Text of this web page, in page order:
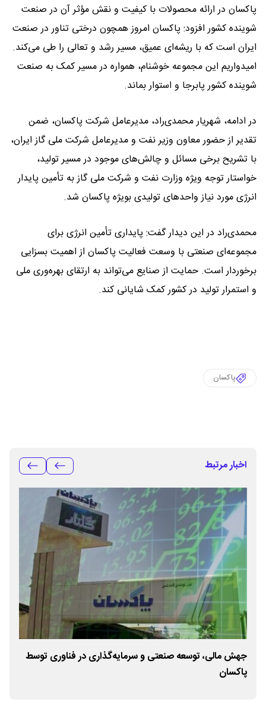
پاکسان در ارائه محصولات با کیفیت و نقش مؤثر آن در صنعت
شوینده کشور افزود: پاکسان امروز همچون درختی تناور در صنعت
ایران است که با ریشه‌ای عمیق، مسیر رشد و تعالی را طی می‌کند.
امیدواریم این مجموعه خوشنام، همواره در مسیر کمک به صنعت
شوینده کشور پابرجا و استوار بماند.
در ادامه، شهریار محمدی‌راد، مدیرعامل شرکت پاکسان، ضمن
تقدیر از حضور معاون وزیر نفت و مدیرعامل شرکت ملی گاز ایران،
با تشریح برخی مسائل و چالش‌های موجود در مسیر تولید،
خواستار توجه ویژه وزارت نفت و شرکت ملی گاز به تأمین پایدار
انرژی مورد نیاز واحدهای تولیدی بویژه پاکسان شد.
محمدی‌راد در این دیدار گفت: پایداری تأمین انرژی برای
مجموعه‌ای صنعتی با وسعت فعالیت پاکسان از اهمیت بسزایی
برخوردار است. حمایت از صنایع می‌تواند به ارتقای بهره‌وری ملی
و استمرار تولید در کشور کمک شایانی کند.
پاکسان
اخبار مرتبط
جهش مالی، توسعه صنعتی و سرمایه‌گذاری در فناوری توسط
پاکسان